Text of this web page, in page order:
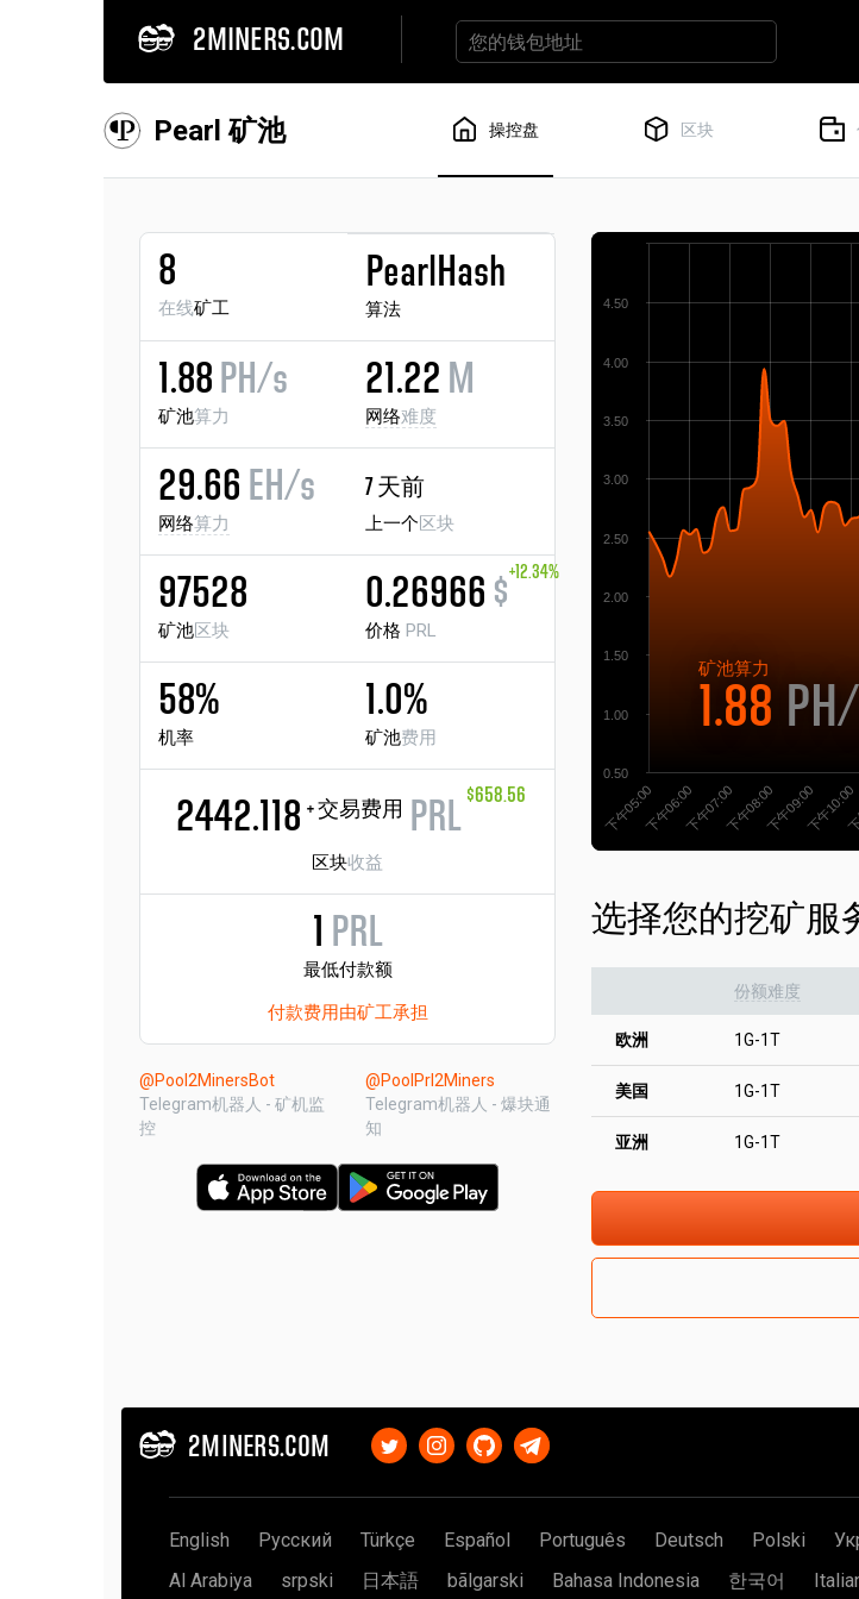
2MINERS.COM
Pearl 矿池 操控盘 区块
8
在线矿工
PearlHash
算法
1.88 PH/s
矿池算力
21.22 M
网络难度
29.66 EH/s
网络算力
7 天前
上一个区块
97528
矿池区块
0.26966 $+12.34%
价格 PRL
58%
机率
1.0%
矿池费用
2442.118 + 交易费用 PRL
$658.56
区块收益
1 PRL
最低付款额
付款费用由矿工承担
@Pool2MinersBot
Telegram机器人 - 矿机监
控
@PoolPrl2Miners
Telegram机器人 - 爆块通
知
矿池算力
1.88
下午05:00下午06:00下午07:00下午08:00下午09:00下午10:00
0.50
1.00
1.50
2.00
2.50
3.00
3.50
4.00
4.50
选择您的挖矿服
份额难度
欧洲 1G-1T
美国 1G-1T
亚洲 1G-1T
2MINERS.COM
English Русский Türkçe Español Português Deutsch Polski
Al Arabiya
srpski 日本語 bãlgarski Bahasa Indonesia 한국어